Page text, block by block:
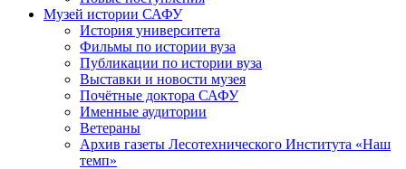
Музей истории САФУ
История университета
Фильмы по истории вуза
Публикации по истории вуза
Выставки и новости музея
Почётные доктора САФУ
Именные аудитории
Ветераны
Архив газеты Лесотехнического Института «Наш
темп»